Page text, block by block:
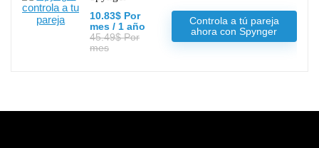
10.83$ Por
mes / 1 año
45.49$ Por
mes
Controla a tú pareja
ahora con Spynger